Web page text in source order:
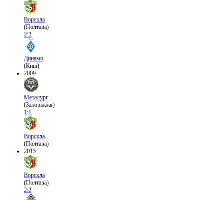
Ворскла
(Полтава)
2:2
Динамо
(Київ)
2009
Металург
(Запоріжжя)
1:1
Ворскла
(Полтава)
2015
Ворскла
(Полтава)
2:2